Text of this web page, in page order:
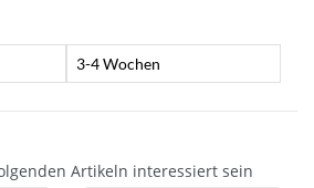
3-4 Wochen
Artikeln interessiert sein